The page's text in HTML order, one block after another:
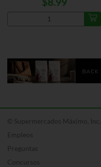
© Supermercados Máximo, Inc.
Empleos
Preguntas
Concursos